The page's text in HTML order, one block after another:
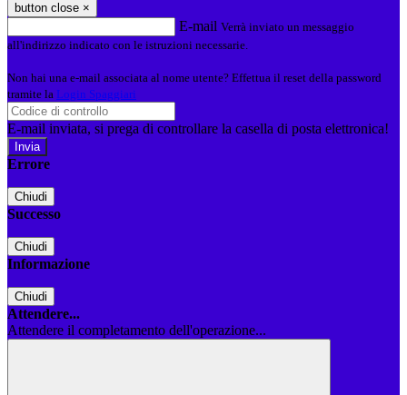
button close ×
E-mail Verrà inviato un messaggio
all'indirizzo indicato con le istruzioni necessarie.
Non hai una e-mail associata al nome utente? Effettua il reset della password
tramite la Login Spaggiari
E-mail inviata, si prega di controllare la casella di posta elettronica!
Errore
Chiudi
Successo
Chiudi
Informazione
Chiudi
Attendere...
Attendere il completamento dell'operazione...